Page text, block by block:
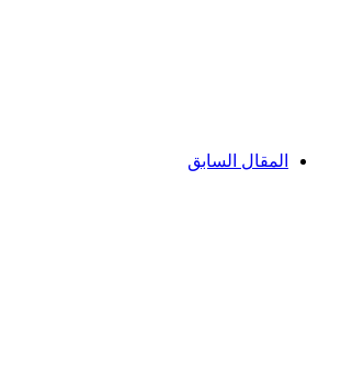
المقال السابق